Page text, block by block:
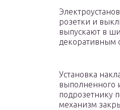
розетки и
выпускают в
Установка
выполненного
подрозетнику
механизм